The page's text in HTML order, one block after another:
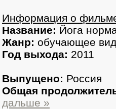
Информация о
Название: Йога
Жанр: обучающее
Год выхода: 2011
Выпущено: Россия
Общая
дальше »